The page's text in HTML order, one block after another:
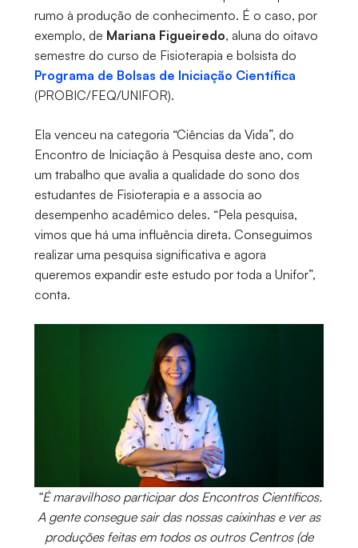
rumo à produção de conhecimento. É o caso, por
exemplo, de Mariana Figueiredo, aluna do oitavo
semestre do curso de Fisioterapia e bolsista do
Programa de Bolsas de Iniciação Científica
(PROBIC/FEQ/UNIFOR).
Ela venceu na categoria “Ciências da Vida”, do
Encontro de Iniciação à Pesquisa deste ano, com
um trabalho que avalia a qualidade do sono dos
estudantes de Fisioterapia e a associa ao
desempenho acadêmico deles. “Pela pesquisa,
vimos que há uma influência direta. Conseguimos
realizar uma pesquisa significativa e agora
queremos expandir este estudo por toda a Unifor”,
conta.
“É maravilhoso participar dos Encontros Científicos.
A gente consegue sair das nossas caixinhas e ver as
produções feitas em todos os outros Centros (de